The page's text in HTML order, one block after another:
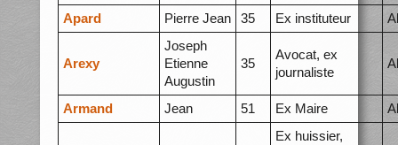
Apard Pierre Jean 35 Ex instituteur
Arexy
Joseph
Etienne
Augustin
35
Avocat, ex
journaliste
Armand Jean 51 Ex Maire
Ex huissier,